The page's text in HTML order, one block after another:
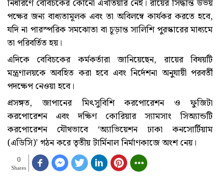
নির্ধারণে বেবিচকের কোনো এখতিয়ার নেই। রায়ের সিদ্ধান্ত উভয়
পক্ষের জন্য বাধ্যতামূলক এবং তা অবিলম্বে কার্যকর করতে হবে,
যদি না পারস্পরিক সমঝোতা বা চূড়ান্ত সালিশি পুরস্কারের মাধ্যমে
তা পরিবর্তিত হয়।
এদিকে বেবিচকের কর্মকর্তারা জানিয়েছেন, রায়ের বিষয়টি
মন্ত্রণালয়কে অবহিত করা হবে এবং নির্দেশনা অনুযায়ী পরবর্তী
পদক্ষেপ নেওয়া হবে।
প্রসঙ্গত, জাপানের মিৎসুবিশি করপোরেশন ও ফুজিটা
করপোরেশন এবং দক্ষিণ কোরিয়ার স্যামসাং সিঅ্যান্ডটি
করপোরেশন যৌথভাবে ‘অ্যাভিয়েশন ঢাকা কনসোর্টিয়াম
(এডিসি)’ গঠন করে তৃতীয় টার্মিনাল নির্মাণকাজে অংশ নেয়।
0
Shares